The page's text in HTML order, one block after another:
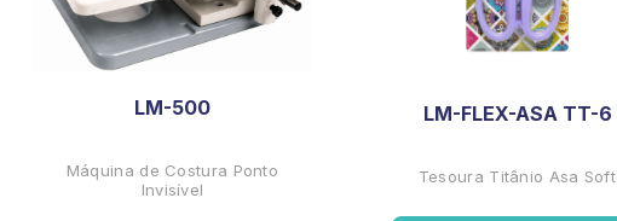
LM-500
Máquina de Costura Ponto
Invisível
LM-FLEX-ASA TT-6
Tesoura Titânio Asa Soft